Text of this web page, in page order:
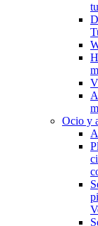
Ocio y